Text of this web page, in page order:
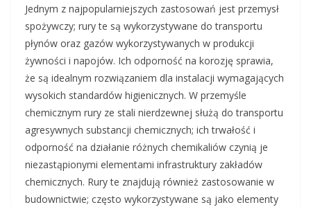
Jednym z najpopularniejszych zastosowań jest przemysł
spożywczy; rury te są wykorzystywane do transportu
płynów oraz gazów wykorzystywanych w produkcji
żywności i napojów. Ich odporność na korozję sprawia,
że są idealnym rozwiązaniem dla instalacji wymagających
wysokich standardów higienicznych. W przemyśle
chemicznym rury ze stali nierdzewnej służą do transportu
agresywnych substancji chemicznych; ich trwałość i
odporność na działanie różnych chemikaliów czynią je
niezastąpionymi elementami infrastruktury zakładów
chemicznych. Rury te znajdują również zastosowanie w
budownictwie; często wykorzystywane są jako elementy